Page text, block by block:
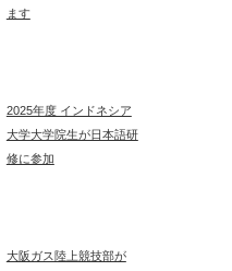
ます
2025年度 インドネシア
大学大学院生が日本語研
修に参加
大阪ガス陸上競技部が